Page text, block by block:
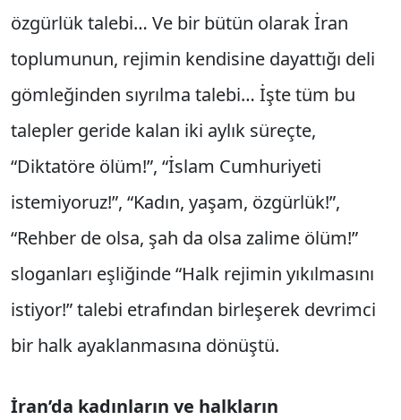
özgürlük talebi… Ve bir bütün olarak İran
toplumunun, rejimin kendisine dayattığı deli
gömleğinden sıyrılma talebi… İşte tüm bu
talepler geride kalan iki aylık süreçte,
“Diktatöre ölüm!”, “İslam Cumhuriyeti
istemiyoruz!”, “Kadın, yaşam, özgürlük!”,
“Rehber de olsa, şah da olsa zalime ölüm!”
sloganları eşliğinde “Halk rejimin yıkılmasını
istiyor!” talebi etrafından birleşerek devrimci
bir halk ayaklanmasına dönüştü.
İran’da kadınların ve halkların